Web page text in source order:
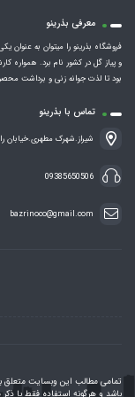
معرفی بذرینو
فروشگاه بذرینو را میتوان به عنوان
و پیاز گل در کشور نام برد. همواره
بود تا لذت جوانه زنی و برداشت
تماس با بذرینو
شیراز.شهرک مطهری.خیابان راستان.کوچه 16(از
09385650506
bazrinoco@gmail.com
تمامی مطالب این وبسایت متعلق
باشد و هرگونه استفاده فقط با ذکر